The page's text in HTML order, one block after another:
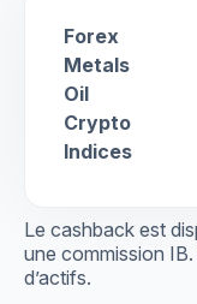
Forex
Metals
Oil
Crypto
Indices
Le cashback est
une commission
d’actifs.